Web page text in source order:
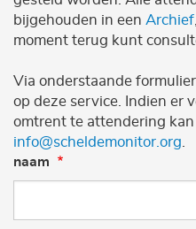
bijgehouden in een Archief
moment terug kunt
Via onderstaande
op deze service. Indien er
omtrent te attendering
info@scheldemonitor.org
naam